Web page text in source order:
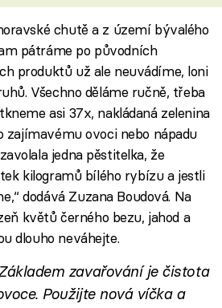
chutě a z území bývalého
pátráme po původních
produktů už ale neuvádíme, loni
Všechno děláme ručně, třeba
asi 37x, nakládaná zelenina
zajímavému ovoci nebo nápadu
jedna pěstitelka, že
kilogramů bílého rybízu a jestli
dodává Zuzana Boudová. Na
květů černého bezu, jahod a
dlouho neváhejte.
zavařování je čistota
Použijte nová víčka a